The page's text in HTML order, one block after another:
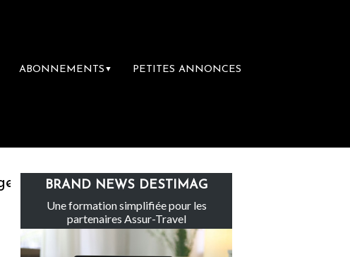
ABONNEMENTS ▼ PETITES ANNONCES
Le groupe Sainte-Claire rachète Eden Tour
BRAND NEWS DESTIMAG
Une formation simplifiée pour les
partenaires Assur-Travel